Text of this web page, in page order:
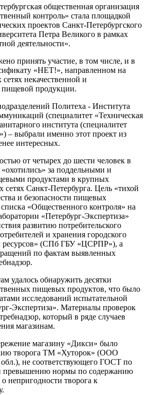
общественная организация
контроль» стала площадкой
проектов Санкт-Петербургского
Петра Великого в рамках
деятельности».
принять участие, в том числе, и в
«НЕТ!», направленном на
некачественной и
продукции.
Политеха - Института
(специалитет «Техническая
института (специалитет
– выбрали именно этот проект из
интересных.
от четырех до шести человек в
за поддельными и
продуктами в крупных
сетях Санкт-Петербурга. Цель «тихой
и безопасности пищевых
«Общественного контроля» на
«Петербург-Экспертиза»
развитию потребительского
и хранения городского
ресурсов» (СПб ГБУ «ЦСРПР»), а
по фактам выявленных
удалось обнаружить десятки
пищевых продуктов, что было
исследований испытательной
Экспертиза». Материалы проверок
который в ряде случаев
магазинам.
магазину «Дикси» было
творога ТМ «Хуторок» (ООО
обл.), не соответствующего ГОСТ по
превышению нормы по содержанию
непригодности творога к